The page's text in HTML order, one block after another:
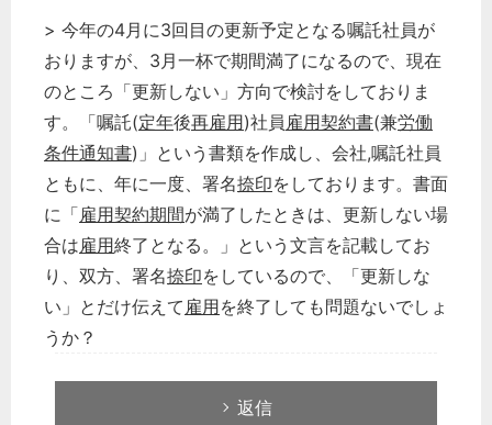
> 今年の4月に3回目の更新予定となる嘱託社員が
おりますが、3月一杯で期間満了になるので、現在
のところ「更新しない」方向で検討をしておりま
す。「嘱託(定年後再雇用)社員 雇用契約書(兼労働
条件通知書)」という書類を作成し、会社,嘱託社員
ともに、年に一度、署名捺印をしております。書面
に「雇用契約期間が満了したときは、更新しない場
合は雇用終了となる。」という文言を記載してお
り、双方、署名捺印をしているので、「更新しな
い」とだけ伝えて 雇用を終了しても問題ないでしょ
うか？
返信